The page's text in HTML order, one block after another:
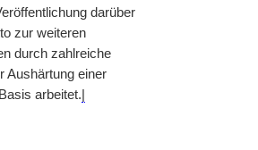
darüber
zur weiteren
durch zahlreiche
Aushärtung einer
arbeitet.